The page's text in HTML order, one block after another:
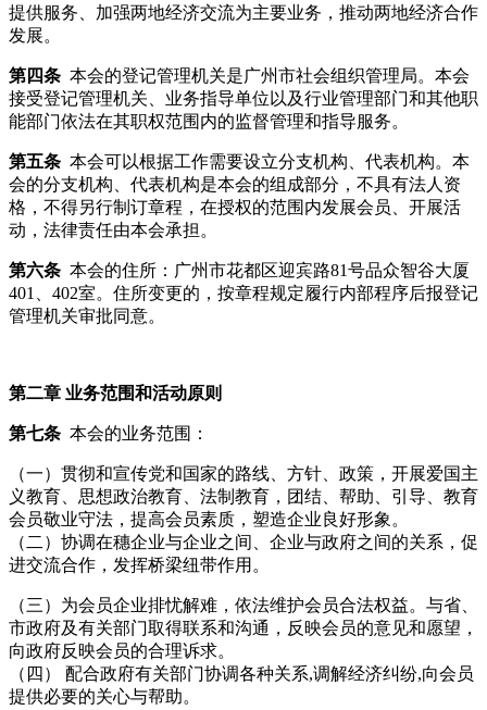
提供服务、加强两地经济交流为主要业务，推动两地经济合作
发展。
第四条 本会的登记管理机关是广州市社会组织管理局。本会
接受登记管理机关、业务指导单位以及行业管理部门和其他职
能部门依法在其职权范围内的监督管理和指导服务。
第五条 本会可以根据工作需要设立分支机构、代表机构。本
会的分支机构、代表机构是本会的组成部分，不具有法人资
格，不得另行制订章程，在授权的范围内发展会员、开展活
动，法律责任由本会承担。
第六条 本会的住所：广州市花都区迎宾路81号品众智谷大厦
401、402室。住所变更的，按章程规定履行内部程序后报登记
管理机关审批同意。
第二章 业务范围和活动原则
第七条 本会的业务范围：
（一）贯彻和宣传党和国家的路线、方针、政策，开展爱国主
义教育、思想政治教育、法制教育，团结、帮助、引导、教育
会员敬业守法，提高会员素质，塑造企业良好形象。
（二）协调在穗企业与企业之间、企业与政府之间的关系，促
进交流合作，发挥桥梁纽带作用。
（三）为会员企业排忧解难，依法维护会员合法权益。与省、
市政府及有关部门取得联系和沟通，反映会员的意见和愿望，
向政府反映会员的合理诉求。
（四） 配合政府有关部门协调各种关系,调解经济纠纷,向会员
提供必要的关心与帮助。